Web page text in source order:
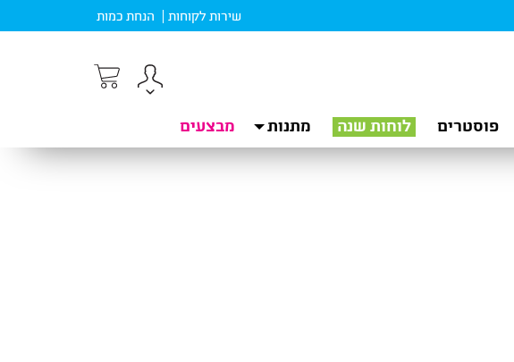
שירות לקוחות הנחת כמות
פוסטרים לוחות שנה מתנות מבצעים